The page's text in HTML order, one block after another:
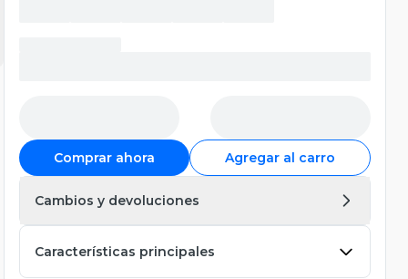
Comprar ahora Agregar al carro
Cambios y devoluciones
Características principales